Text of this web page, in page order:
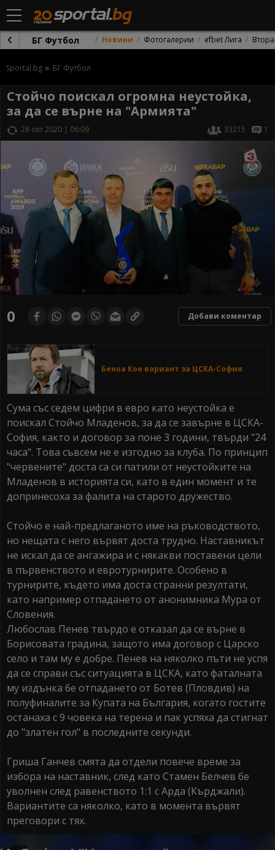
БГ Футбол Новини Фотогалерии efbet Лига
Sportal.bg БГ Футбол
Стойчо поискал огромна неустойка,
за да се върне на "Армията"
28 окт 2020 | 06:09 33215 1
of0 Добави коментар
Беноа Кое вариант за ЦСКА-София
Сума със седем цифри в евро като неустойка е
поискал Стойчо Младенов, за да се завърне в ЦСКА-
София, както и договор за поне 3 години, твърди "24
часа". Това съвсем не е изгодно за клуба. По принцип
"червените" доста са си патили от неустойките на
Младенов в историята си, като в един момент и те
допринесоха за фалита на старото дружество.
Стойчо е най-предлаганото име на ръководството,
но нещата с него вървят доста трудно. Наставникът
не искал да се ангажира и с някакви поставени цели
в първенството и евротурнирите. Особено в
турнирите, където има доста странни резултати,
като например отпадането от анонимника Мура от
Словения.
Любослав Пенев твърдо е отказал да се върне в
Борисовата градина, защото има договор с Царско
село и там му е добре. Пенев на няколко пъти не успя
да се справи със ситуацията в ЦСКА, като фаталната
му издънка бе отпадането от Ботев (Пловдив) на
полуфиналите за Купата на България, когато гостите
останаха с 9 човека на терена и пак успяха да стигнат
до "златен гол" в последните секунди.
Гриша Ганчев смята да отдели повече време за
избора на наставник, след като Стамен Белчев бе
уволнен след равенството 1:1 с Арда (Кърджали).
Вариантите са няколко, като в момента вървят
преговори с тях.